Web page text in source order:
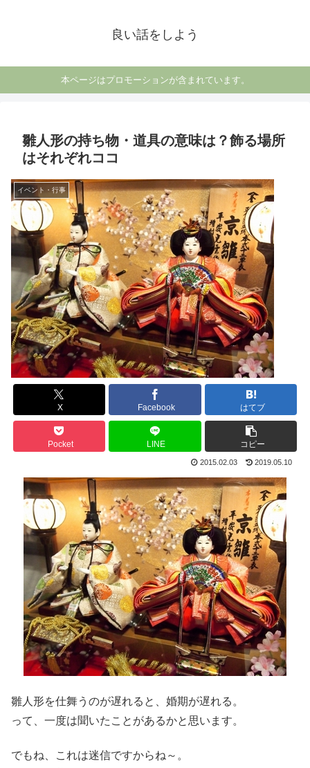
良い話をしよう
本ページはプロモーションが含まれています。
雛人形の持ち物・道具の意味は？飾る場所
はそれぞれココ
イベント・行事
X Facebook はてブ
Pocket LINE コピー
2015.02.03 2019.05.10
雛人形を仕舞うのが遅れると、婚期が遅れる。
って、一度は聞いたことがあるかと思います。
でもね、これは迷信ですからね～。